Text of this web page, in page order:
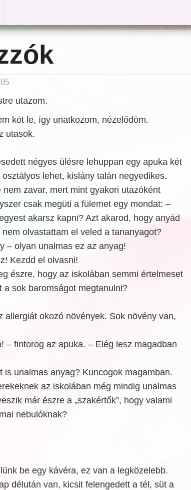
utazom.
köt le, így unatkozom, nézelődöm.
utasok.
négyes ülésre lehuppan egy apuka két
lehet, kislány talán negyedikes.
zavar, mert mint gyakori utazóként
csak megüti a fülemet egy mondat: –
akarsz kapni? Azt akarod, hogy anyád
olvastattam el veled a tananyagot?
– olyan unalmas ez az anyag!
Kezdd el olvasni!
észre, hogy az iskolában semmi értelmeset
a sok baromságot megtanulni?
allergiát okozó növények. Sok növény van,
– fintorog az apuka. – Elég lesz magadban
is unalmas anyag? Kuncogok magamban.
az iskolában még mindig unalmas
már észre a „szakértők”, hogy valami
nebulóknak?
be egy kávéra, ez van a legközelebb.
délután van, kicsit felengedett a tél, süt a